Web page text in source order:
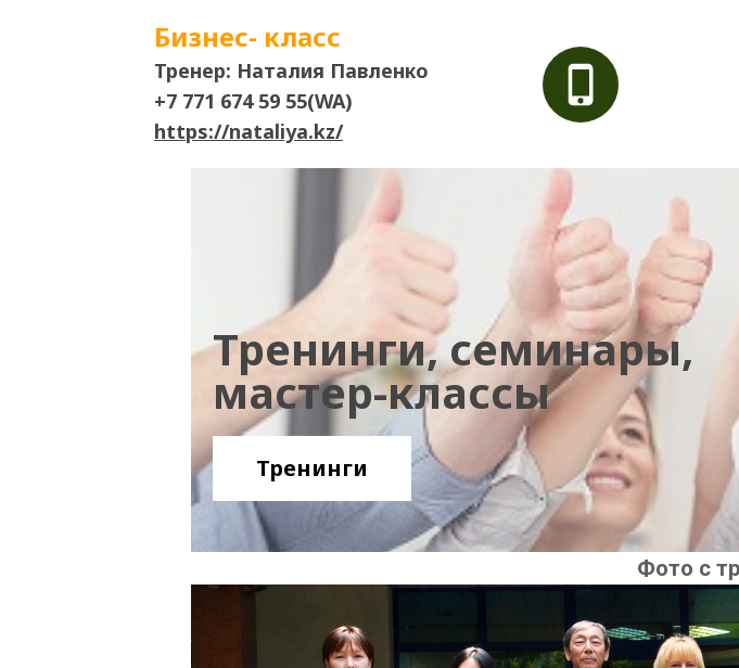
Бизнес- класс
Тренер: Наталия Павленко
+7 771 674 59 55(WA)
https://nataliya.kz/
Тренинги, семинары,
мастер-классы
Тренинги
Фото с